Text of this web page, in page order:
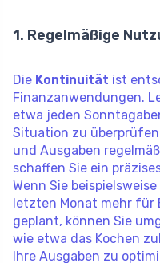
1. Regelmäßige
Die Kontinuität ist
Finanzanwendungen.
etwa jeden
Situation zu
und Ausgaben
schaffen Sie ein
Wenn Sie
letzten Monat mehr für
geplant, können Sie
wie etwa das Kochen
Ihre Ausgaben zu